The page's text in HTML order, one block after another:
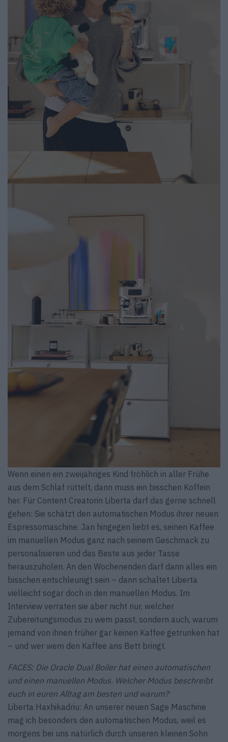
Wenn einen ein zweijähriges Kind fröhlich in aller Frühe
aus dem Schlaf rüttelt, dann muss ein bisschen Koffein
her. Für Content Creatorin Liberta darf das gerne schnell
gehen: Sie schätzt den automatischen Modus ihrer neuen
Espressomaschine. Jan hingegen liebt es, seinen Kaffee
im manuellen Modus ganz nach seinem Geschmack zu
personalisieren und das Beste aus jeder Tasse
herauszuholen. An den Wochenenden darf dann alles ein
bisschen entschleunigt sein – dann schaltet Liberta
vielleicht sogar doch in den manuellen Modus. Im
Interview verraten sie aber nicht nur, welcher
Zubereitungsmodus zu wem passt, sondern auch, warum
jemand von ihnen früher gar keinen Kaffee getrunken hat
– und wer wem den Kaffee ans Bett bringt.
FACES: Die Oracle Dual Boiler hat einen automatischen
und einen manuellen Modus. Welcher Modus beschreibt
euch in euren Alltag am besten und warum?
Liberta Haxhikadriu: An unserer neuen Sage Maschine
mag ich besonders den automatischen Modus, weil es
morgens bei uns natürlich durch unseren kleinen Sohn